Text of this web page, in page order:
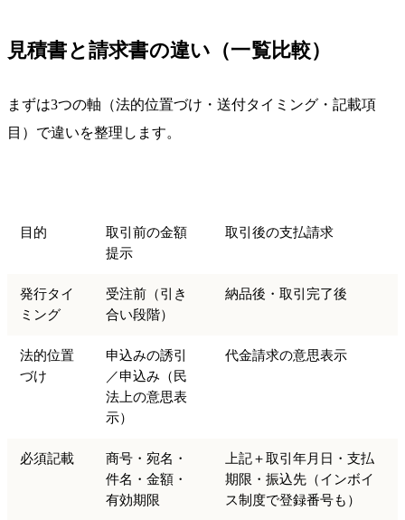
見積書と請求書の違い（一覧比較）
まずは3つの軸（法的位置づけ・送付タイミング・記載項
目）で違いを整理します。
目的
取引前の金額
提示
取引後の支払請求
発行タイ
ミング
受注前（引き
合い段階）
納品後・取引完了後
法的位置
づけ
申込みの誘引
／申込み（民
法上の意思表
示）
代金請求の意思表示
必須記載
商号・宛名・
件名・金額・
有効期限
上記＋取引年月日・支払
期限・振込先（インボイ
ス制度で登録番号も）